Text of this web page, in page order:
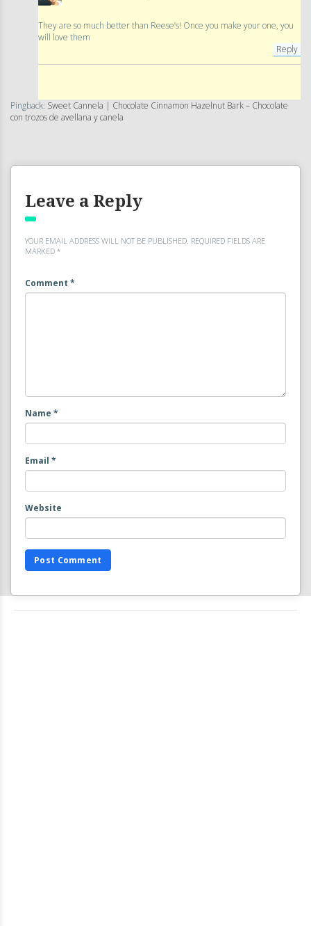
Anti-Spam by CleanTalk
They are so much better than Reese’s! Once you make your one, you
will love them
Reply
Pingback: Sweet Cannela | Chocolate Cinnamon Hazelnut Bark – Chocolate
con trozos de avellana y canela
Leave a Reply
YOUR EMAIL ADDRESS WILL NOT BE PUBLISHED. REQUIRED FIELDS ARE
MARKED *
Comment *
Name *
Email *
Website